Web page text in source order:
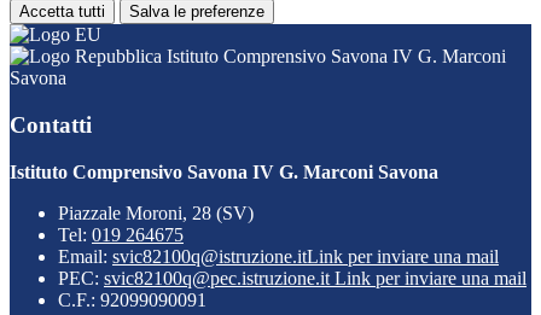
Accetta tutti Salva le preferenze
Istituto Comprensivo Savona IV G. Marconi
Savona
Contatti
Istituto Comprensivo Savona IV G. Marconi Savona
Piazzale Moroni, 28 (SV)
Tel: 019 264675
Email: svic82100q@istruzione.itLink per inviare una mail
PEC: svic82100q@pec.istruzione.it Link per inviare una mail
C.F.: 92099090091